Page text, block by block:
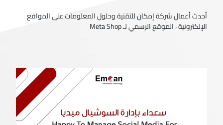
أحدث أعمال شركة إمكان للتقنية وحلول المعلومات على المواقع
الإلكترونية ، الموقع الرسمي لـ Meta Shop